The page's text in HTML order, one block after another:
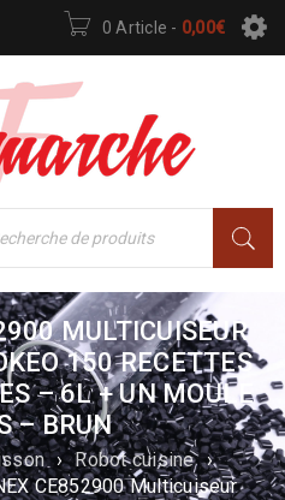
0 Article - 0,00€
MULTICUISEUR
150 RECETTES
– 6L + UN MOULE
– BRUN
› Robot cuisine ›
CE852900 Multicuiseur